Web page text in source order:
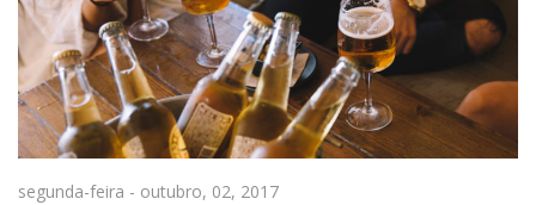
segunda-feira - outubro, 02, 2017